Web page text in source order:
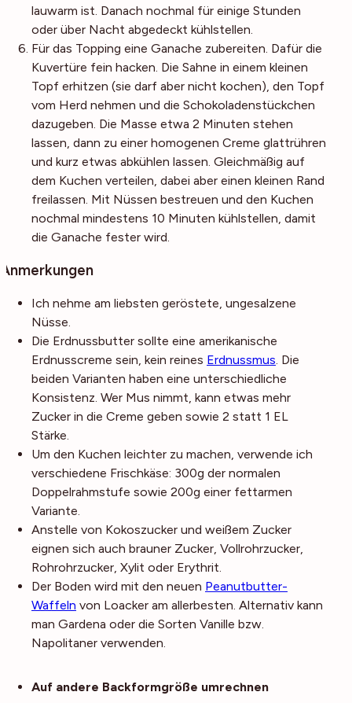
lauwarm ist. Danach nochmal für einige Stunden
oder über Nacht abgedeckt kühlstellen.
Für das Topping eine Ganache zubereiten. Dafür die
Kuvertüre fein hacken. Die Sahne in einem kleinen
Topf erhitzen (sie darf aber nicht kochen), den Topf
vom Herd nehmen und die Schokoladenstückchen
dazugeben. Die Masse etwa 2 Minuten stehen
lassen, dann zu einer homogenen Creme glattrühren
und kurz etwas abkühlen lassen. Gleichmäßig auf
dem Kuchen verteilen, dabei aber einen kleinen Rand
freilassen. Mit Nüssen bestreuen und den Kuchen
nochmal mindestens 10 Minuten kühlstellen, damit
die Ganache fester wird.
Anmerkungen
Ich nehme am liebsten geröstete, ungesalzene
Nüsse.
Die Erdnussbutter sollte eine amerikanische
Erdnusscreme sein, kein reines Erdnussmus . Die
beiden Varianten haben eine unterschiedliche
Konsistenz. Wer Mus nimmt, kann etwas mehr
Zucker in die Creme geben sowie 2 statt 1 EL
Stärke.
Um den Kuchen leichter zu machen, verwende ich
verschiedene Frischkäse: 300g der normalen
Doppelrahmstufe sowie 200g einer fettarmen
Variante.
Anstelle von Kokoszucker und weißem Zucker
eignen sich auch brauner Zucker, Vollrohrzucker,
Rohrohrzucker, Xylit oder Erythrit.
Der Boden wird mit den neuen Peanutbutter-
Waffeln von Loacker am allerbesten. Alternativ kann
man Gardena oder die Sorten Vanille bzw.
Napolitaner verwenden.
Auf andere Backformgröße umrechnenNoch mehr Tipps